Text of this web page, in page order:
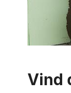
Vind